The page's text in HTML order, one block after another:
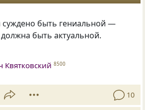
суждено быть гениальной —
быть актуальной.
Квятковский 8500
10